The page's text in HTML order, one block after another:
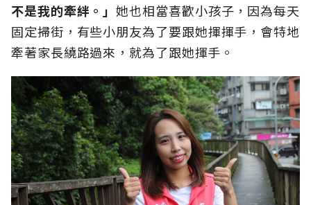
不是我的牽絆。」她也相當喜歡小孩子，因為每天
固定掃街，有些小朋友為了要跟她揮揮手，會特地
牽著家長繞路過來，就為了跟她揮手。